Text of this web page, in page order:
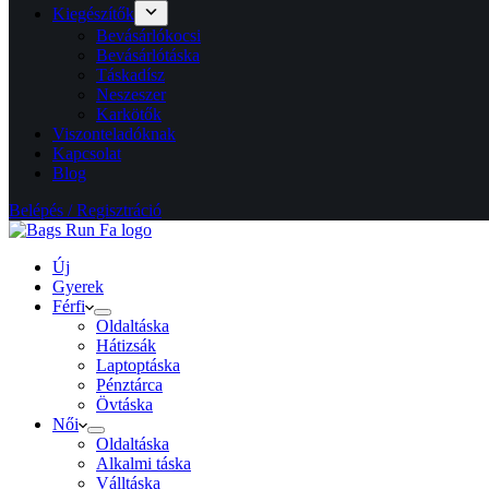
Kiegészítők
Bevásárlókocsi
Bevásárlótáska
Táskadísz
Neszeszer
Karkötők
Viszonteladóknak
Kapcsolat
Blog
Belépés / Regisztráció
Új
Gyerek
Férfi
Oldaltáska
Hátizsák
Laptoptáska
Pénztárca
Övtáska
Női
Oldaltáska
Alkalmi táska
Válltáska